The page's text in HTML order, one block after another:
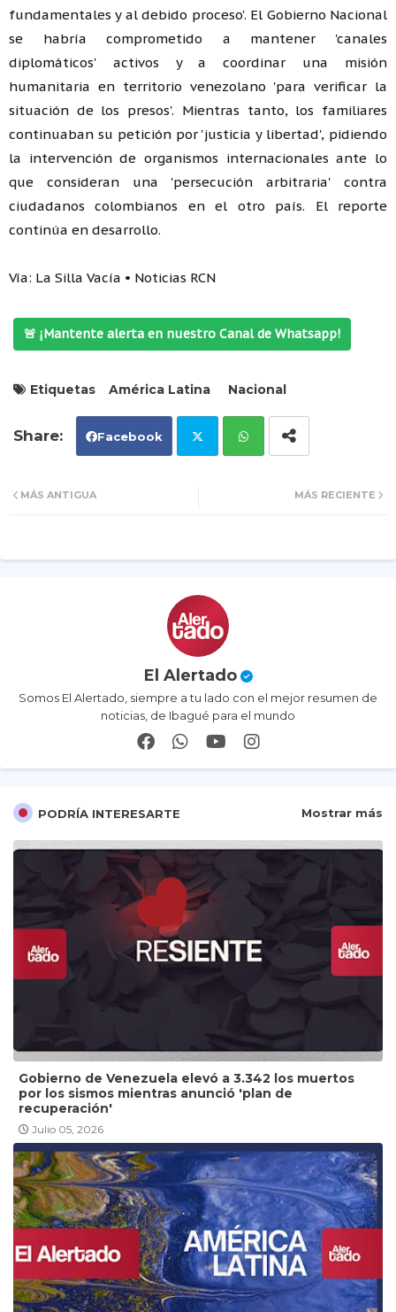
fundamentales y al debido proceso'. El Gobierno Nacional
se habría comprometido a mantener 'canales
diplomáticos' activos y a coordinar una misión
humanitaria en territorio venezolano 'para verificar la
situación de los presos'. Mientras tanto, los familiares
continuaban su petición por 'justicia y libertad', pidiendo
la intervención de organismos internacionales ante lo
que consideran una 'persecución arbitraria' contra
ciudadanos colombianos en el otro país. El reporte
continúa en desarrollo.
Vía: La Silla Vacía • Noticias RCN
🚨 ¡Mantente alerta en nuestro Canal de Whatsapp!
Etiquetas América Latina Nacional
Facebook
MÁS RECIENTE
MÁS ANTIGUA
El Alertado
Somos El Alertado, siempre a tu lado con el mejor resumen de
noticias, de Ibagué para el mundo
PODRÍA INTERESARTE Mostrar más
Gobierno de Venezuela elevó a 3.342 los muertos
por los sismos mientras anunció 'plan de
recuperación'
Julio 05, 2026